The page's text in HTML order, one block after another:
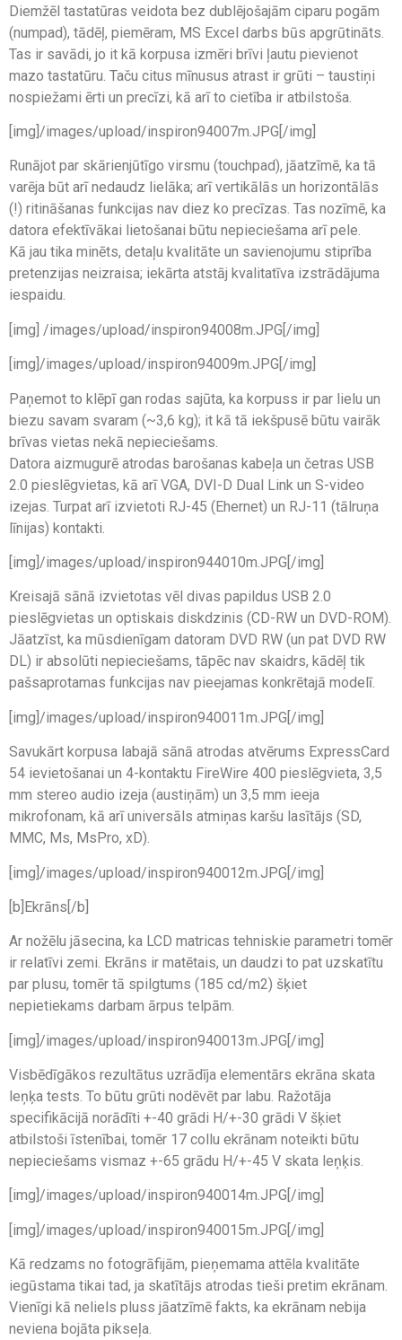
Diemžēl tastatūras veidota bez dublējošajām ciparu pogām
(numpad), tādēļ, piemēram, MS Excel darbs būs apgrūtināts.
Tas ir savādi, jo it kā korpusa izmēri brīvi ļautu pievienot
mazo tastatūru. Taču citus mīnusus atrast ir grūti – taustiņi
nospiežami ērti un precīzi, kā arī to cietība ir atbilstoša.
[img]/images/upload/inspiron94007m.JPG[/img]
Runājot par skārienjūtīgo virsmu (touchpad), jāatzīmē, ka tā
varēja būt arī nedaudz lielāka; arī vertikālās un horizontālās
(!) ritināšanas funkcijas nav diez ko precīzas. Tas nozīmē, ka
datora efektīvākai lietošanai būtu nepieciešama arī pele.
Kā jau tika minēts, detaļu kvalitāte un savienojumu stiprība
pretenzijas neizraisa; iekārta atstāj kvalitatīva izstrādājuma
iespaidu.
[img] /images/upload/inspiron94008m.JPG[/img]
[img]/images/upload/inspiron94009m.JPG[/img]
Paņemot to klēpī gan rodas sajūta, ka korpuss ir par lielu un
biezu savam svaram (~3,6 kg); it kā tā iekšpusē būtu vairāk
brīvas vietas nekā nepieciešams.
Datora aizmugurē atrodas barošanas kabeļa un četras USB
2.0 pieslēgvietas, kā arī VGA, DVI-D Dual Link un S-video
izejas. Turpat arī izvietoti RJ-45 (Ehernet) un RJ-11 (tālruņa
līnijas) kontakti.
[img]/images/upload/inspiron944010m.JPG[/img]
Kreisajā sānā izvietotas vēl divas papildus USB 2.0
pieslēgvietas un optiskais diskdzinis (CD-RW un DVD-ROM).
Jāatzīst, ka mūsdienīgam datoram DVD RW (un pat DVD RW
DL) ir absolūti nepieciešams, tāpēc nav skaidrs, kādēļ tik
pašsaprotamas funkcijas nav pieejamas konkrētajā modelī.
[img]/images/upload/inspiron940011m.JPG[/img]
Savukārt korpusa labajā sānā atrodas atvērums ExpressCard
54 ievietošanai un 4-kontaktu FireWire 400 pieslēgvieta, 3,5
mm stereo audio izeja (austiņām) un 3,5 mm ieeja
mikrofonam, kā arī universāls atmiņas karšu lasītājs (SD,
MMC, Ms, MsPro, xD).
[img]/images/upload/inspiron940012m.JPG[/img]
[b]Ekrāns[/b]
Ar nožēlu jāsecina, ka LCD matricas tehniskie parametri tomēr
ir relatīvi zemi. Ekrāns ir matētais, un daudzi to pat uzskatītu
par plusu, tomēr tā spilgtums (185 cd/m2) šķiet
nepietiekams darbam ārpus telpām.
[img]/images/upload/inspiron940013m.JPG[/img]
Visbēdīgākos rezultātus uzrādīja elementārs ekrāna skata
leņķa tests. To būtu grūti nodēvēt par labu. Ražotāja
specifikācijā norādīti +-40 grādi H/+-30 grādi V šķiet
atbilstoši īstenībai, tomēr 17 collu ekrānam noteikti būtu
nepieciešams vismaz +-65 grādu H/+-45 V skata leņķis.
[img]/images/upload/inspiron940014m.JPG[/img]
[img]/images/upload/inspiron940015m.JPG[/img]
Kā redzams no fotogrāfijām, pieņemama attēla kvalitāte
iegūstama tikai tad, ja skatītājs atrodas tieši pretim ekrānam.
Vienīgi kā neliels pluss jāatzīmē fakts, ka ekrānam nebija
neviena bojāta pikseļa.